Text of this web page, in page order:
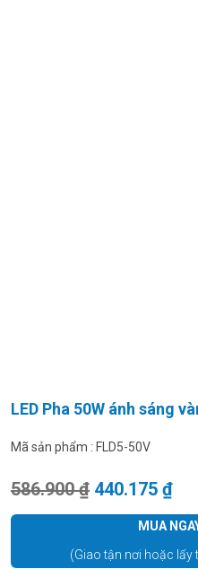
LED Pha 50W ánh sáng
Mã sản phẩm : FLD5-50V
586.900₫ Giá gốc là:
440.175 ₫
MUA
(Giao tận nơi hoặc lấy